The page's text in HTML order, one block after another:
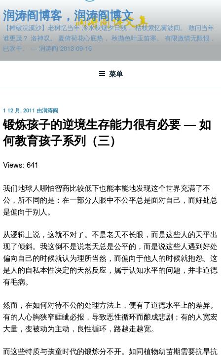
至
容
润涛阎博客，润涛阎博文
【摊破浣溪沙】老树忆当年 冷水秋烟夕日残， 枯枝索忆雾波间。 敢问当年
谁更茂？ 洛神叹。 夏俯荷花心底热， 秋抛色叶玉笛寒。 有限激情无限恨，
已吹干。 — 润涛阎 2013-09-16
菜单
发
布
于
1 12 月, 2011 由润涛阎
锻炼孩子的逆境生存能力很有必要 — 如
何教育孩子系列（三）
Views: 641
我们地球人哪怕智商比较低下也能本能地发现这个世界充满了不
公，所不同的是：在一部分人眼中不公平总是面对自己，而好处总
是偏向于别人。
从逻辑上说，这就不对了。不是老天不长眼，而是这些人的天平出
现了倾斜。我这倒不是说老天总是公平的，而是说这些人遇到好处
偏向自己的时候就认为理所当然，而偏向于他人的时候就抱怨。这
是人的自私本性决定的天然反应，属于认知水平的问题，并非道德
有毛病。
然而，在如何对待不公的处理方法上，便有了道德水平上的差异。
有的人心胸狭窄睚眦必报，导致恶性循环而酿成悲剧；有的人宽宏
大量，变被动为主动，良性循环，路越走越宽。
而这些特质与孩童时代的锻炼分不开。如同植物幼苗期需要抗旱抗